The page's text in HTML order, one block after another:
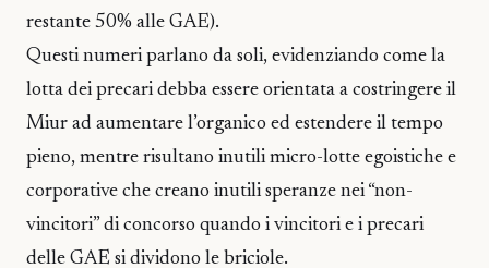
restante 50% alle GAE).
Questi numeri parlano da soli, evidenziando come la
lotta dei precari debba essere orientata a costringere il
Miur ad aumentare l’organico ed estendere il tempo
pieno, mentre risultano inutili micro-lotte egoistiche e
corporative che creano inutili speranze nei “non-
vincitori” di concorso quando i vincitori e i precari
delle GAE si dividono le briciole.